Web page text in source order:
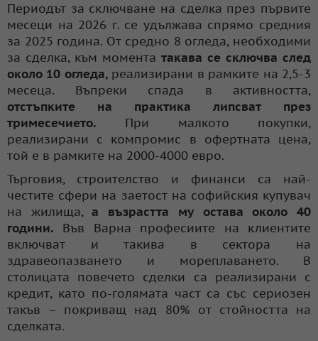
Периодът за сключване на сделка през първите
месеци на 2026 г. се удължава спрямо средния
за 2025 година. От средно 8 огледа, необходими
за сделка, към момента такава се сключва след
около 10 огледа,реализирани в рамките на 2,5-3
месеца. Въпреки спада в активността,
отстъпките на практика липсват през
тримесечието. При малкото покупки,
реализирани с компромис в офертната цена,
той е в рамките на 2000-4000 евро.
Търговия, строителство и финанси са най-
честите сфери на заетост на софийския купувач
на жилища,а възрастта му остава около 40
години. Във Варна професиите на клиентите
включват и такива в сектора на
здравеопазването и мореплаването. В
столицата повечето сделки са реализирани с
кредит, като по-голямата част са със сериозен
такъв – покриващ над 80% от стойността на
сделката.